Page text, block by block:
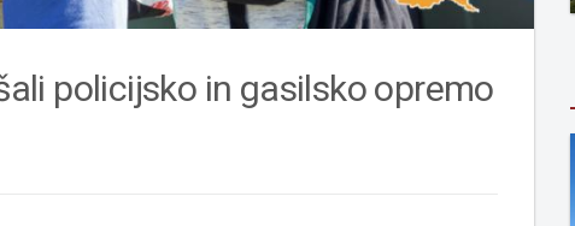
policijsko in gasilsko opremo